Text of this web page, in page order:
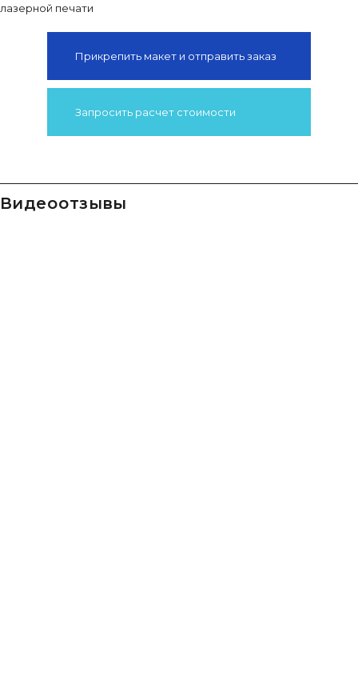
лазерной печати
Прикрепить макет и отправить заказ
Запросить расчет стоимости
видео отзывы